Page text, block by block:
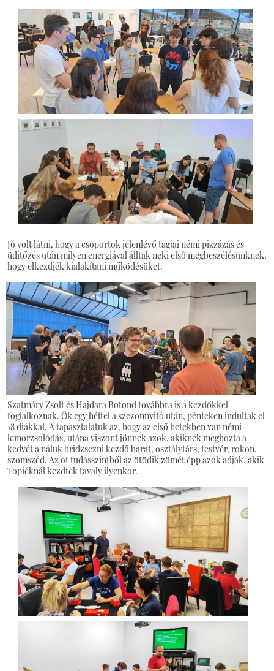
Jó volt látni, hogy a csoportok jelenlévő tagjai némi pizzázás és
üditőzés után milyen energiával álltak neki első megbeszélésünknek,
hogy elkezdjék kialakítani működésüket.
Szatmáry Zsolt és Hajdara Botond továbbra is a kezdőkkel
foglalkoznak. Ők egy héttel a szezonnyitó után, pénteken indultak el
18 diákkal. A tapasztalatuk az, hogy az első hetekben van némi
lemorzsolódás, utána viszont jönnek azok, akiknek meghozta a
kedvét a náluk bridzsezni kezdő barát, osztálytárs, testvér, rokon,
szomszéd. Az öt tudásszintből az ötödik zömét épp azok adják, akik
Topiéknál kezdtek tavaly ilyenkor.